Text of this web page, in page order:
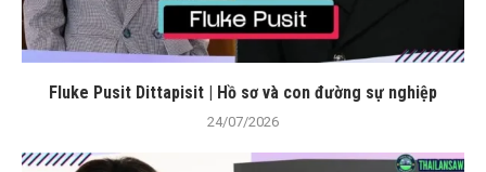
Fluke Pusit Dittapisit | Hồ sơ và con đường sự nghiệp
24/07/2026